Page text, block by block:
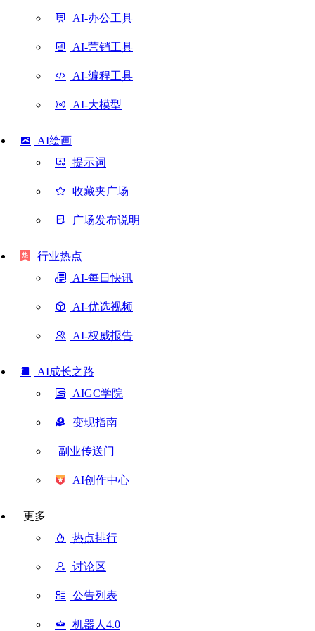
AI-办公工具
AI-营销工具
AI-编程工具
AI-大模型
AI绘画
提示词
收藏夹广场
广场发布说明
行业热点
AI-每日快讯
AI-优选视频
AI-权威报告
AI成长之路
AIGC学院
变现指南
副业传送门
AI创作中心
更多
热点排行
讨论区
公告列表
机器人4.0